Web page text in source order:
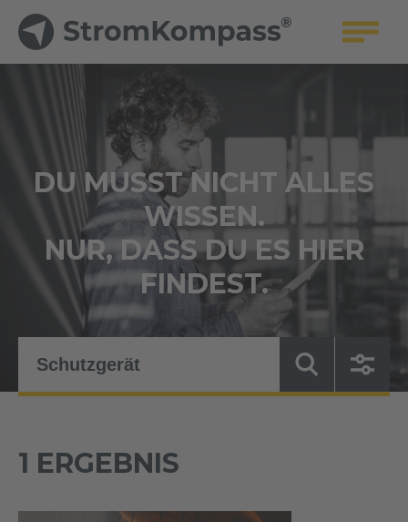
DU MUSST NICHT ALLES
WISSEN.
NUR, DASS DU ES HIER
FINDEST.
1 ERGEBNIS